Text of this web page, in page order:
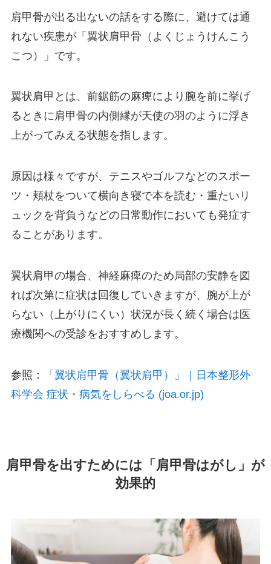
肩甲骨が出る出ないの話をする際に、避けては通
れない疾患が「翼状肩甲骨（よくじょうけんこう
こつ）」です。
翼状肩甲とは、前鋸筋の麻痺により腕を前に挙げ
るときに肩甲骨の内側縁が天使の羽のように浮き
上がってみえる状態を指します。
原因は様々ですが、テニスやゴルフなどのスポー
ツ・頬杖をついて横向き寝で本を読む・重たいリ
ュックを背負うなどの日常動作においても発症す
ることがあります。
翼状肩甲の場合、神経麻痺のため局部の安静を図
れば次第に症状は回復していきますが、腕が上が
らない（上がりにくい）状況が長く続く場合は医
療機関への受診をおすすめします。
参照：
「翼状肩甲骨（翼状肩甲）」｜日本整形外
科学会 症状・病気をしらべる (joa.or.jp)
肩甲骨を出すためには「肩甲骨はがし」が
効果的